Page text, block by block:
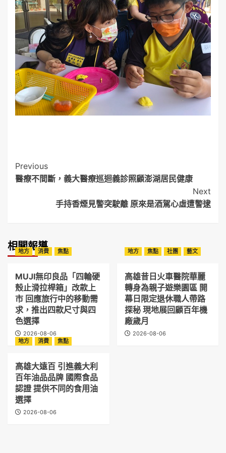
Post
Navigation
Previous
醫療不間斷，義大醫療巡迴義診照顧澎湖居民健康
Next
手持香煙見警突駛離 原來是酒駕心虛遭警逮
相關報導
地方 消費 焦點
MUJI無印良品「四輪硬
殼止滑拉桿箱」改款上
市 回應旅行中的移動需
求，推出四款尺寸與四
色選擇
2026-08-06
地方 焦點 社團 藝文
高雄昔日火車醫院華麗
轉身為親子遊樂園區 開
幕日限定退休職人帶路
探秘 現地展回顧百年機
廠歲月
2026-08-06
地方
消費 焦點
高雄大遠百 引進義大利
百年油品品牌 國際食品
認證 提供不同的食用油
選擇
2026-08-06